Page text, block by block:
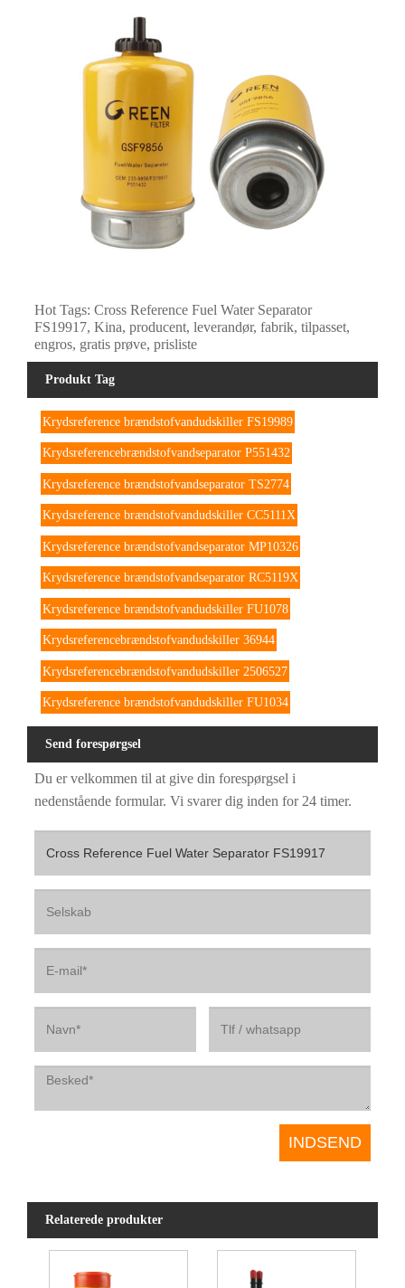
Hot Tags: Cross Reference Fuel Water Separator
FS19917, Kina, producent, leverandør, fabrik, tilpasset,
engros, gratis prøve, prisliste
Produkt Tag
Krydsreference brændstofvandudskiller FS19989
Krydsreferencebrændstofvandseparator P551432
Krydsreference brændstofvandseparator TS2774
Krydsreference brændstofvandudskiller CC5111X
Krydsreference brændstofvandseparator MP10326
Krydsreference brændstofvandseparator RC5119X
Krydsreference brændstofvandudskiller FU1078
Krydsreferencebrændstofvandudskiller 36944
Krydsreferencebrændstofvandudskiller 2506527
Krydsreference brændstofvandudskiller FU1034
Send forespørgsel
Du er velkommen til at give din forespørgsel i
nedenstående formular. Vi svarer dig inden for 24 timer.
Relaterede produkter